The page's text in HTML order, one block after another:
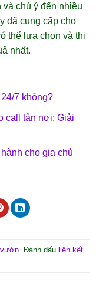
chú ý đến nhiều
đã cung cấp cho
thể lựa chọn và thi
nhất.
7 không?
call tận nơi: Giải
cho gia chủ
. Đánh dấu liên kết